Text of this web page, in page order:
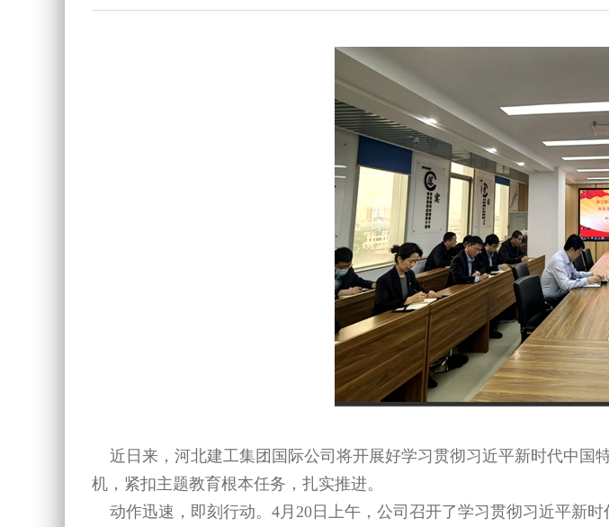
近日来，河北建工集团国际公司将开展好学习贯彻习近平新时代中国
机，紧扣主题教育根本任务，扎实推进。
动作迅速，即刻行动。4月20日上午，公司召开了学习贯彻习近平新